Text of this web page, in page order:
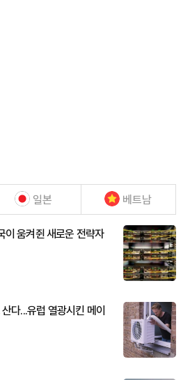
일본 베트남
움켜쥔 새로운 전략자
다...유럽 열광시킨 메이